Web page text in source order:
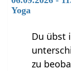
Yoga
Du übst
zu